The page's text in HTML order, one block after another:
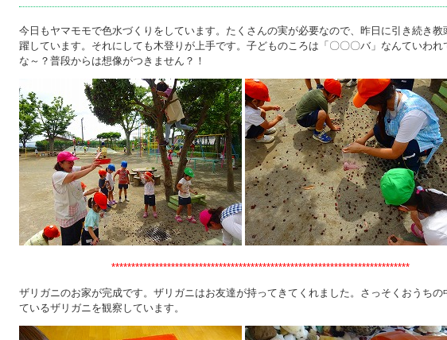
今日もヤマモモで色水づくりをしています。たくさんの実が必要なので、昨日に引き続き教
躍しています。それにしても木登りが上手です。子どものころは「〇〇〇バ」なんていわれ
な～？普段からは想像がつきません？！
***************************************************************************
ザリガニのお家が完成です。ザリガニはお友達が持ってきてくれました。さっそくおうちの
ているザリガニを観察しています。